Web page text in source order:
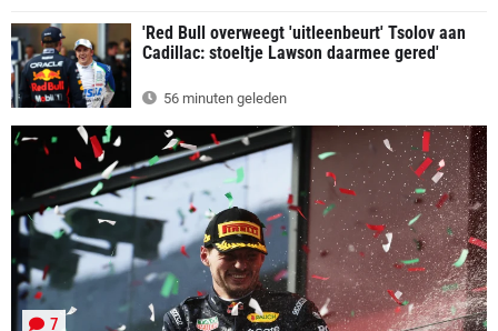
'Red Bull overweegt 'uitleenbeurt' Tsolov aan
Cadillac: stoeltje Lawson daarmee gered'
56 minuten geleden
7